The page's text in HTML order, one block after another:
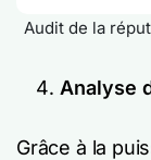
Audit de la
Analyse
Grâce à la